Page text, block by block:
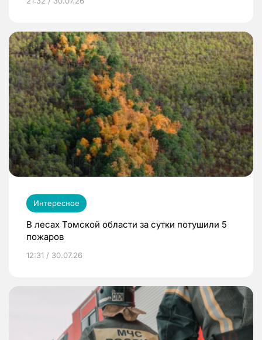
Интересное
В лесах Томской области за сутки потушили 5
пожаров
12:31 / 30.07.26